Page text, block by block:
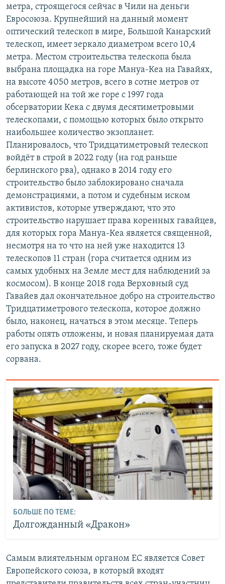
метра, строящегося сейчас в Чили на деньги
Евросоюза. Крупнейший на данный момент
оптический телескоп в мире, Большой Канарский
телескоп, имеет зеркало диаметром всего 10,4
метра. Местом строительства телескопа была
выбрана площадка на горе Мануа-Кеа на Гавайях,
на высоте 4050 метров, всего в сотне метров от
работающей на той же горе с 1997 года
обсерватории Кека с двумя десятиметровыми
телескопами, с помощью которых было открыто
наибольшее количество экзопланет.
Планировалось, что Тридцатиметровый телескоп
войдёт в строй в 2022 году (на год раньше
берлинского рва), однако в 2014 году его
строительство было заблокировано сначала
демонстрациями, а потом и судебным иском
активистов, которые утверждают, что это
строительство нарушает права коренных гавайцев,
для которых гора Мануа-Кеа является священной,
несмотря на то что на ней уже находится 13
телескопов 11 стран (гора считается одним из
самых удобных на Земле мест для наблюдений за
космосом). В конце 2018 года Верховный суд
Гавайев дал окончательное добро на строительство
Тридцатиметрового телескопа, которое должно
было, наконец, начаться в этом месяце. Теперь
работы опять отложены, и новая планируемая дата
его запуска в 2027 году, скорее всего, тоже будет
сорвана.
БОЛЬШЕ ПО ТЕМЕ:
Долгожданный «Дракон»
Самым влиятельным органом ЕС является Совет
Европейского союза, в который входят